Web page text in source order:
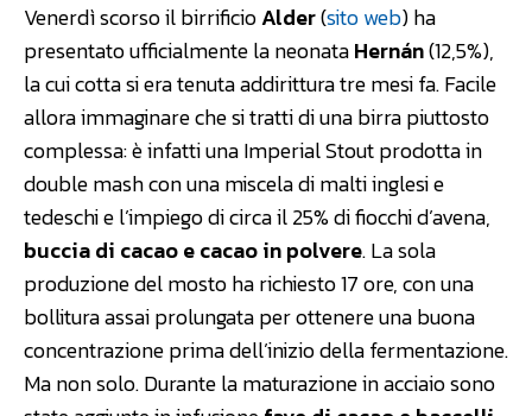
Venerdì scorso il birrificioAlder(sito web) ha
presentato ufficialmente la neonataHernán(12,5%),
la cui cotta si era tenuta addirittura tre mesi fa. Facile
allora immaginare che si tratti di una birra piuttosto
complessa: è infatti una Imperial Stout prodotta in
double mash con una miscela di malti inglesi e
tedeschi e l’impiego di circa il 25% di fiocchi d’avena,
buccia di cacao e cacao in polvere. La sola
produzione del mosto ha richiesto 17 ore, con una
bollitura assai prolungata per ottenere una buona
concentrazione prima dell’inizio della fermentazione.
Ma non solo. Durante la maturazione in acciaio sono